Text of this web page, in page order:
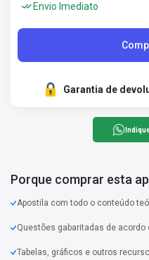
Envio Imediato
Garantia de
Porque comprar esta
Apostila com todo o conteúdo
Questões gabaritadas de acordo
Tabelas, gráficos e outros